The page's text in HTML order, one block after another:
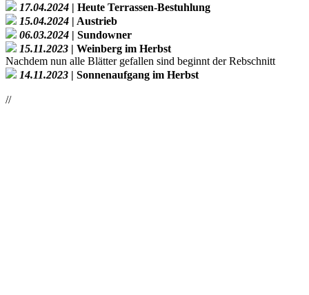
17.04.2024 | Heute Terrassen-Bestuhlung
15.04.2024 | Austrieb
06.03.2024 | Sundowner
15.11.2023 | Weinberg im Herbst
Nachdem nun alle Blätter gefallen sind beginnt der Rebschnitt
14.11.2023 | Sonnenaufgang im Herbst
//